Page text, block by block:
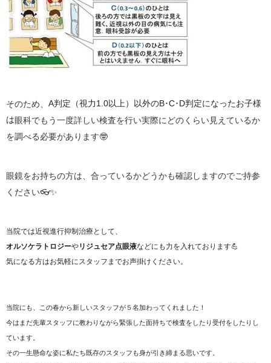
そのため、 A判定（視力1.0以上）以外のB･C･D判定になったお子様
は眼科でもう一度詳しい検査を行い実際にどのくらい見えているか
を調べる必要があります🤓
眼鏡をお持ちの方は、合っているかどうかも確認しますのでご持参
ください👓✨
当院では近視進行抑制治療として、
オルソケラトロジーやリジュセア点眼液などにも力を入れております💪
気になる方はお気軽にスタッフまでお声掛けください。
当院にも、この春から新しいスタッフが５名加わってくれました！
今はまだ先輩スタッフに教わりながら緊張した面持ちで検査をしたり受付をしたりし
ています。
その一生懸命な姿に私たち既存のスタッフも身が引き締まる思いです。